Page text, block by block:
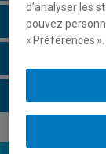
Horaire - Été
d’analyser les
pouvez
« Préférences ».